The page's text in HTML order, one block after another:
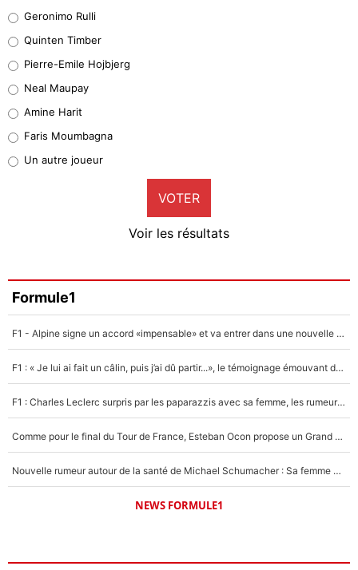
32%
5%
1%
9%
Faris Moumbagna
4%
Un autre joueur
5%
Geronimo Rulli
Quinten Timber
Pierre-Emile Hojbjerg
Neal Maupay
Amine Harit
Faris Moumbagna
Un autre joueur
VOTER
Voir les résultats
Formule1
F1 - Alpine signe un accord «impensable» et va entrer dans une nouvelle dimension : Grande nouvelle pour Pierre Gasly !
F1 : « Je lui ai fait un câlin, puis j’ai dû partir...», le témoignage émouvant de Max Verstappen sur sa fille
F1 : Charles Leclerc surpris par les paparazzis avec sa femme, les rumeurs étaient vraies !
Comme pour le final du Tour de France, Esteban Ocon propose un Grand Prix de Formule 1 à Paris : «Autour de l’Arc de Triomphe, ce serait génial» !
Nouvelle rumeur autour de la santé de Michael Schumacher : Sa femme Corinna sort du silence
NEWS FORMULE1